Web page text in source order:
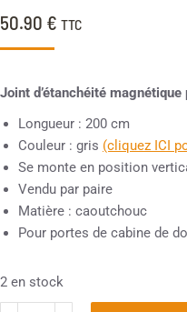
50.90 € TTC
Joint d’étanchéité magnétique
Longueur : 200 cm
Couleur : gris (cliquez ICI
Se monte en position
Vendu par paire
Matière : caoutchouc
Pour portes de cabine de
2 en stock